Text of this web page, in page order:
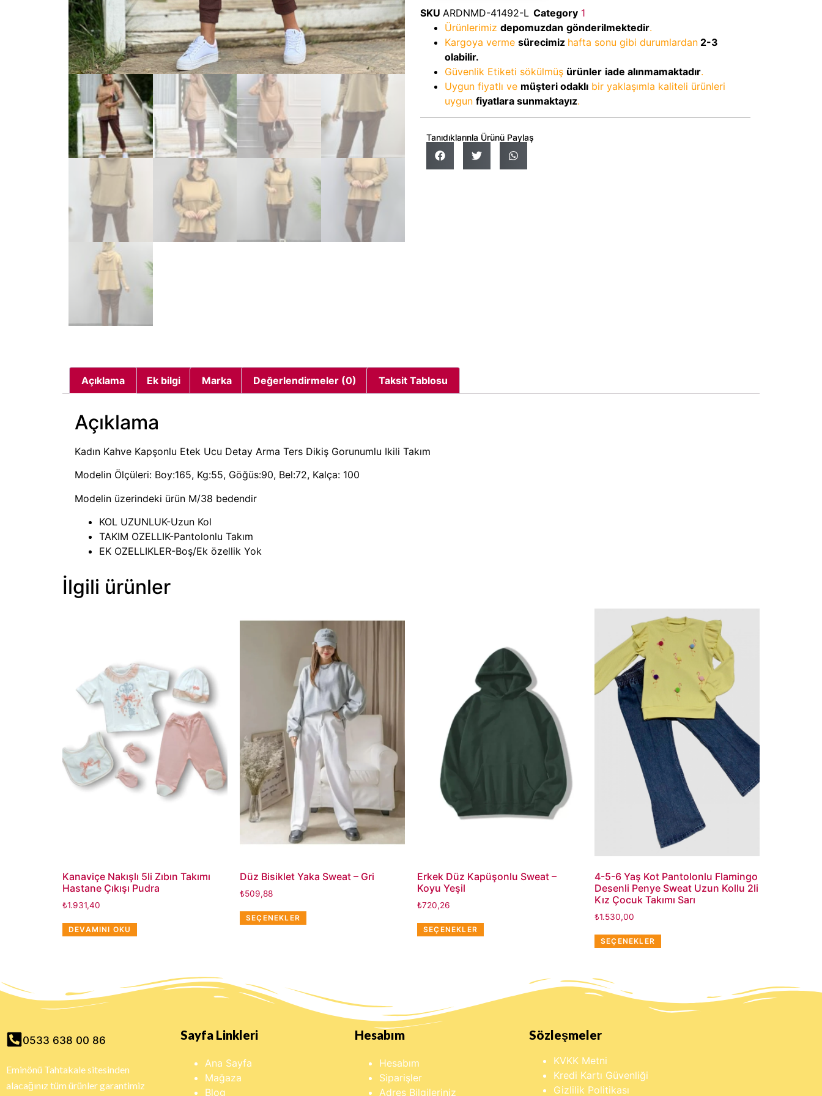
SKU ARDNMD-41492-L Category 1
Ürünlerimiz depomuzdan gönderilmektedir.
Kargoya verme sürecimiz hafta sonu gibi durumlardan 2-3
olabilir.
Güvenlik Etiketi sökülmüş ürünler iade alınmamaktadır.
Uygun fiyatlı ve müşteri odaklı bir yaklaşımla kaliteli ürünleri
uygun fiyatlara sunmaktayız.
Tanıdıklarınla Ürünü Paylaş
Açıklama Ek bilgi Marka Değerlendirmeler (0) Taksit Tablosu
Açıklama
Kadın Kahve Kapşonlu Etek Ucu Detay Arma Ters Dikiş Gorunumlu Ikili Takım
Modelin Ölçüleri: Boy:165, Kg:55, Göğüs:90, Bel:72, Kalça: 100
Modelin üzerindeki ürün M/38 bedendir
KOL UZUNLUK-Uzun Kol
TAKIM OZELLIK-Pantolonlu Takım
EK OZELLIKLER-Boş/Ek özellik Yok
İlgili ürünler
Kanaviçe Nakışlı 5li Zıbın Takımı
Hastane Çıkışı Pudra
₺1.931,40
DEVAMINI OKU
Düz Bisiklet Yaka Sweat – Gri
₺509,88
SEÇENEKLER
Erkek Düz Kapüşonlu Sweat –
Koyu Yeşil
₺720,26
SEÇENEKLER
4-5-6 Yaş Kot Pantolonlu Flamingo
Desenli Penye Sweat Uzun Kollu 2li
Kız Çocuk Takımı Sarı
₺1.530,00
SEÇENEKLER
0533 638 00 86
Eminönü Tahtakale sitesinden
alacağınız tüm ürünler garantimiz
Sayfa Linkleri
Ana Sayfa
Mağaza
Blog
Hesabım
Hesabım
Siparişler
Adres Bilgileriniz
Sözleşmeler
KVKK Metni
Kredi Kartı Güvenliği
Gizlilik Politikası